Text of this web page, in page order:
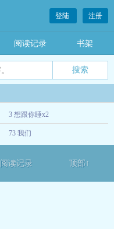
登陆 注册
阅读记录 书架
3 想跟你睡x2
73 我们
阅读记录 顶部↑